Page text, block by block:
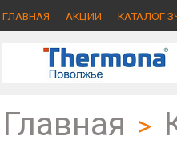
ГЛАВНАЯ АКЦИИ КАТАЛОГ
Главная >